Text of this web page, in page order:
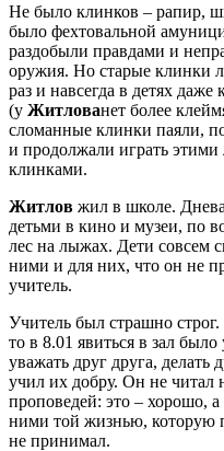
Не было клинков – рапир,
было фехтовальной
раздобыли правдами и
оружия. Но старые клинки
раз и навсегда в детях
(у Житлованет более
сломанные клинки паяли,
и продолжали играть
клинками.
Житлов жил в школе.
детьми в кино и музеи, по
лес на лыжах. Дети совсем
ними и для них, что он не
учитель.
Учитель был страшно
то в 8.01 явиться в зал
уважать друг друга, делать
учил их добру. Он не читал
проповедей: это – хорошо,
ними той жизнью, которую
не принимал.